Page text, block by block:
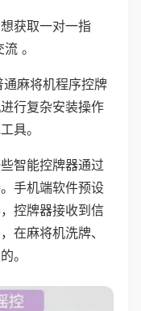
获取一对一指
。
麻将机程序控牌
行复杂安装操作
具。
智能控牌器通过
手机端软件预设
控牌器接收到信
在麻将机洗牌、
。